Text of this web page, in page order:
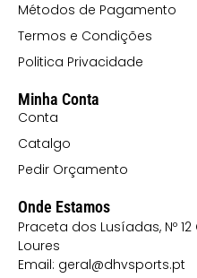
Métodos de Pagamento
Termos e Condições
Politica Privacidade
Minha Conta
Conta
Catalgo
Pedir Orçamento
Onde Estamos
Praceta dos Lusíadas, Nº
Loures
Email: geral@dhvsports.pt